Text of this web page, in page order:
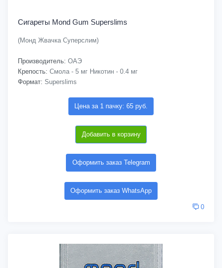
Сигареты Mond Gum Superslims
(Монд Жвачка Суперслим)
Производитель: ОАЭ
Крепость: Смола - 5 мг Никотин - 0.4 мг
Формат: Superslims
Цена за 1 пачку: 65 руб.
Добавить в корзину
Оформить заказ Telegram
Оформить заказ WhatsApp
0